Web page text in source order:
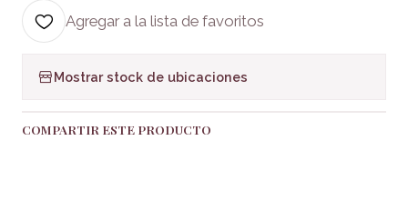
Agregar a la lista de favoritos
Mostrar stock de ubicaciones
COMPARTIR ESTE PRODUCTO